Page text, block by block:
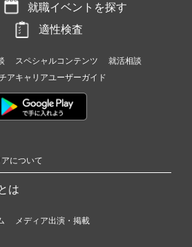
就職イベントを探す
適性検査
スペシャルコンテンツ
就活相談
アキャリアユーザーガイド
について
は
メディア出演・掲載